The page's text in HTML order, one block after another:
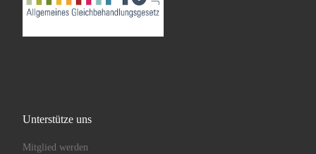
Unterstütze uns
Mitglied werden